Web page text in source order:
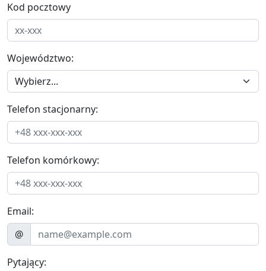
Kod pocztowy
Województwo:
Telefon stacjonarny:
Telefon komórkowy:
Email:
@
Pytający: